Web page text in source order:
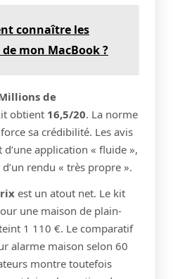
connaître les
mon MacBook ?
de
obtient 16,5/20. La norme
sa crédibilité. Les avis
application « fluide »,
d’un rendu « très propre ».
est un atout net. Le kit
une maison de plain-
1 110 €. Le comparatif
alarme maison selon 60
montre toutefois